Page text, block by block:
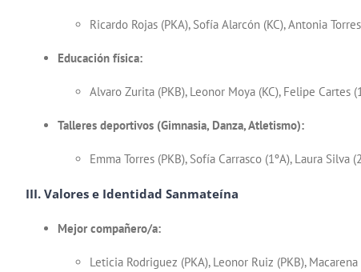
Ricardo Rojas (PKA), Sofía Alarcón (KC), Antonia
Educación física:
Alvaro Zurita (PKB), Leonor Moya (KC), Felipe Cartes
Talleres deportivos (Gimnasia, Danza, Atletismo):
Emma Torres (PKB), Sofía Carrasco (1ºA), Laura Silva
III. Valores e Identidad Sanmateína
Mejor compañero/a:
Leticia Rodriguez (PKA), Leonor Ruiz (PKB),